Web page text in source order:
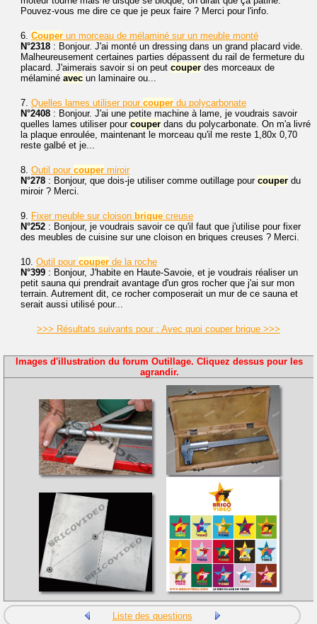
Pouvez-vous me dire ce que je peux faire ? Merci pour l'info.
6. Couper un morceau de mélaminé sur un meuble monté
N°2318 : Bonjour. J'ai monté un dressing dans un grand placard vide.
Malheureusement certaines parties dépassent du rail de fermeture du
placard. J'aimerais savoir si on peut couper des morceaux de
mélaminé avec un laminaire ou...
7. Quelles lames utiliser pour couper du polycarbonate
N°2408 : Bonjour. J'ai une petite machine à lame, je voudrais savoir
quelles lames utiliser pour couper dans du polycarbonate. On m'a livré
la plaque enroulée, maintenant le morceau qu'il me reste 1,80x 0,70
reste galbé et je...
8. Outil pour couper miroir
N°278 : Bonjour, que dois-je utiliser comme outillage pour couper du
miroir ? Merci.
9. Fixer meuble sur cloison brique creuse
N°252 : Bonjour, je voudrais savoir ce qu'il faut que j'utilise pour fixer
des meubles de cuisine sur une cloison en briques creuses ? Merci.
10. Outil pour couper de la roche
N°399 : Bonjour, J'habite en Haute-Savoie, et je voudrais réaliser un
petit sauna qui prendrait avantage d'un gros rocher que j'ai sur mon
terrain. Autrement dit, ce rocher composerait un mur de ce sauna et
serait aussi utilisé pour...
>>> Résultats suivants pour : Avec quoi couper brique >>>
Images d'illustration du forum Outillage. Cliquez dessus pour les
agrandir.
Liste des questions